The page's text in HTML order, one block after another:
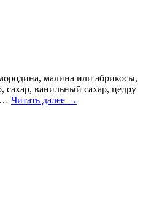
малина или абрикосы,
ванильный сахар, цедру
… Читать далее →